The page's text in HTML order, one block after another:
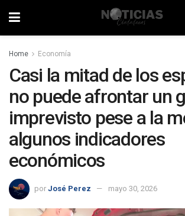
Home Economía
Casi la mitad de los
no puede afrontar un
imprevisto pese a la
algunos indicadores
económicos
por José Perez mayo 30, 2026